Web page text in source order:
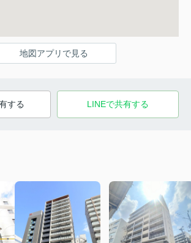
地図アプリで見る
する LINEで共有する